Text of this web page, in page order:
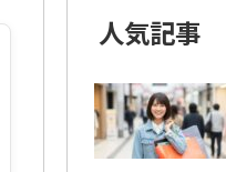
人気記事